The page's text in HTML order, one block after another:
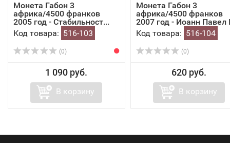
Монета Габон 3
африка/4500 франков
2005 год - Стабильност...
Код товара: 516-103
(0)
1 090 руб.
В корзину
Монета Габон 3
африка/4500 франков
2007 год - Иоанн Павел
Код товара: 516-104
(0)
620 руб.
В корзину